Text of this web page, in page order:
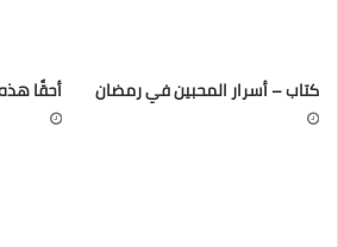
كتاب – أسرار المحبين في رمضان أحقًا